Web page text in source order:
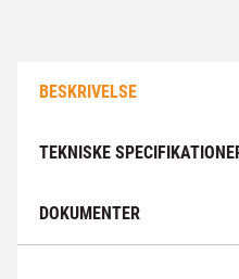
BESKRIVELSE
TEKNISKE
DOKUMENTER